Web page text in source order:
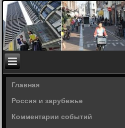
Главная
Россия и зарубежье
Комментарии событий